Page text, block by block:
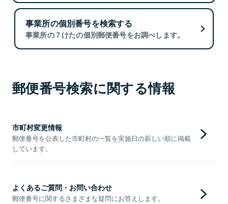
事業所の個別番号を検索する
事業所の７けたの個別郵便番号をお調べします。
郵便番号検索に関する情報
市町村変更情報
郵便番号を公表した市町村の一覧を実施日の新しい順に掲載
しています。
よくあるご質問・お問い合わせ
郵便番号に関するさまざまな疑問にお答えします。